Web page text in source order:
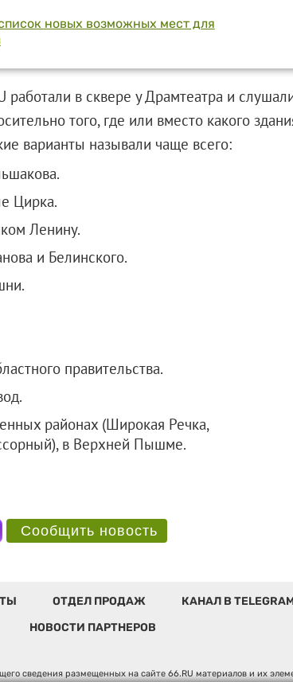
новых возможных мест для
в сквере у Драмтеатра и
того, где или вместо какого
варианты называли чаще всего:
Цирка.
Ленину.
и Белинского.
правительства.
районах (Широкая Речка,
в Верхней Пышме.
Сообщить новость
ОТДЕЛ ПРОДАЖ КАНАЛ В
НОВОСТИ ПАРТНЕРОВ
сведения размещенных на сайте 66.RU материалов и их